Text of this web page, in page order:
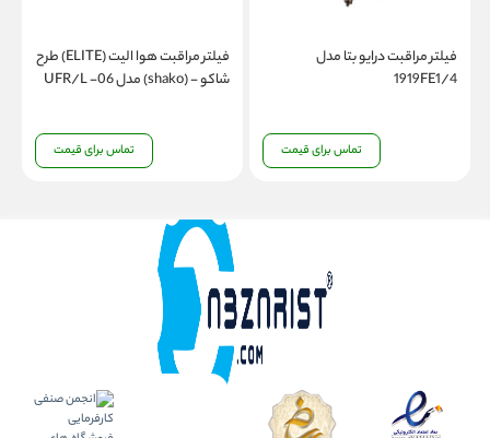
فیلتر مراقبت درایو بتا مدل
1919FE1/4
تماس برای قیمت
فیلتر مراقبت هوا الیت (ELITE) طرح
شاکو - (shako) مدل 06- UFR/L
تماس برای قیمت